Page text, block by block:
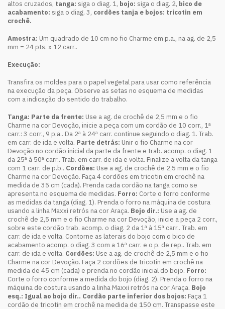
altos cruzados, tanga: siga o diag. 1, bojo: siga o diag. 2, bico de
acabamento: siga o diag. 3, cordões tanja e bojos: tricotin em
crochê.
Amostra: Um quadrado de 10 cm no fio Charme em p.a., na ag. de 2,5
mm = 24 pts. x 12 carr..
Execução:
Transfira os moldes para o papel vegetal para usar como referência
na execução da peça. Observe as setas no esquema de medidas
com a indicação do sentido do trabalho.
Tanga: Parte da frente: Use a ag. de crochê de 2,5 mm e o fio
Charme na cor Devoção, inicie a peça com um cordão de 10 corr., 1ª
carr.: 3 corr., 9 p.a.. Da 2ª à 24ª carr. continue seguindo o diag. 1. Trab.
em carr. de ida e volta. Parte detrás: Unir o fio Charme na cor
Devoção no cordão inicial da parte da frente e trab. acomp. o diag. 1
da 25ª à 50ª carr.. Trab. em carr. de ida e volta. Finalize a volta da tanga
com 1 carr. de p.b.. Cordões: Use a ag. de crochê de 2,5 mm e o fio
Charme na cor Devoção. Faça 4 cordões em tricotin em crochê na
medida de 35 cm (cada). Prenda cada cordão na tanga como se
apresenta no esquema de medidas. Forro: Corte o forro conforme
as medidas da tanga (diag. 1). Prenda o forro na máquina de costura
usando a linha Maxxi retrós na cor Araça. Bojo dir.: Use a ag. de
crochê de 2,5 mm e o fio Charme na cor Devoção, inicie a peça 2 corr.,
sobre este cordão trab. acomp. o diag. 2 da 1ª à 15ª carr.. Trab. em
carr. de ida e volta. Contorne as laterais do bojo com o bico de
acabamento acomp. o diag. 3 com a 16ª carr. e o p. de rep.. Trab. em
carr. de ida e volta. Cordões: Use a ag. de crochê de 2,5 mm e o fio
Charme na cor Devoção. Faça 2 cordões de tricotin em crochê na
medida de 45 cm (cada) e prenda no cordão inicial do bojo. Forro:
Corte o forro conforme a medida do bojo (diag. 2). Prenda o forro na
máquina de costura usando a linha Maxxi retrós na cor Araça. Bojo
esq.: Igual ao bojo dir.. Cordão parte inferior dos bojos: Faça 1
cordão de tricotin em crochê na medida de 150 cm. Transpasse este